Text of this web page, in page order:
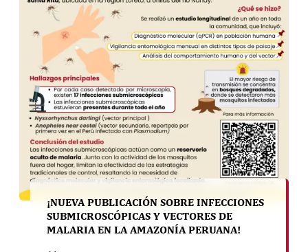
¡NUEVA PUBLICACIÓN SOBRE INFECCIONES
SUBMICROSCÓPICAS Y VECTORES DE
MALARIA EN LA AMAZONÍA PERUANA!